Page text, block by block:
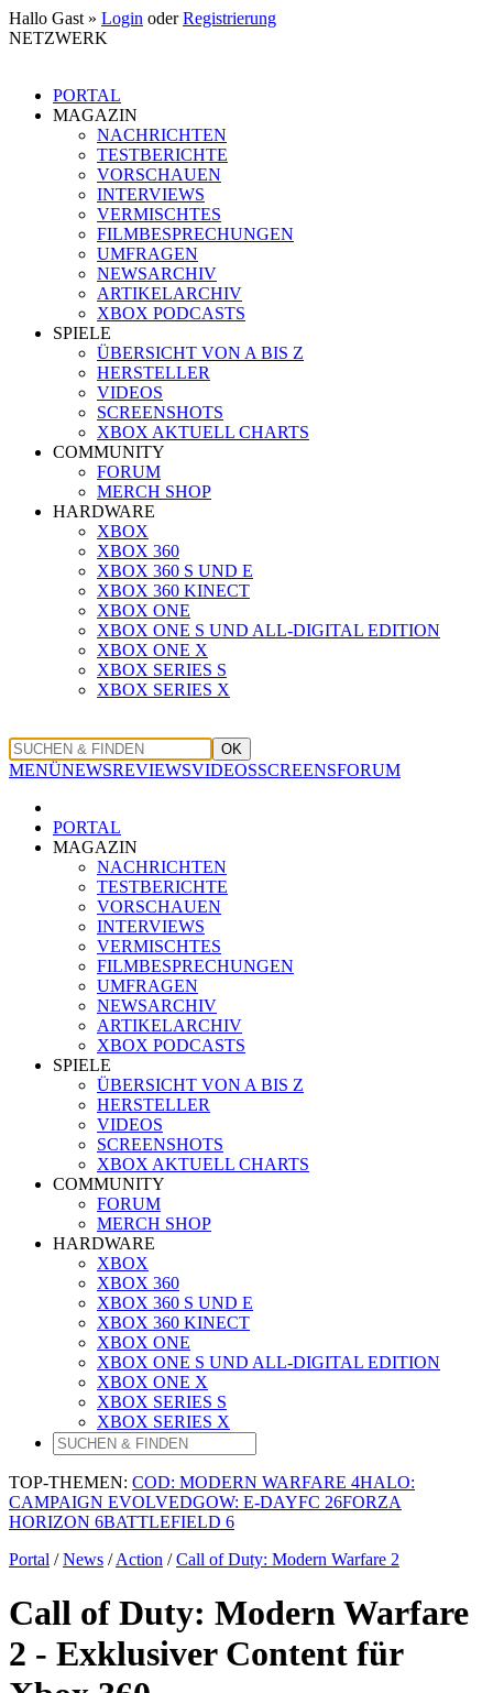
Hallo Gast » Login oderRegistrierung
NETZWERK
PORTAL
MAGAZIN
NACHRICHTEN
TESTBERICHTE
VORSCHAUEN
INTERVIEWS
VERMISCHTES
FILMBESPRECHUNGEN
UMFRAGEN
NEWSARCHIV
ARTIKELARCHIV
XBOX PODCASTS
SPIELE
ÜBERSICHT VON A BIS Z
HERSTELLER
VIDEOS
SCREENSHOTS
XBOX AKTUELL CHARTS
COMMUNITY
FORUM
MERCH SHOP
HARDWARE
XBOX
XBOX 360
XBOX 360 S UND E
XBOX 360 KINECT
XBOX ONE
XBOX ONE S UND ALL-DIGITAL EDITION
XBOX ONE X
XBOX SERIES S
XBOX SERIES X
OK
MENÜNEWSREVIEWSVIDEOSSCREENSFORUM
PORTAL
MAGAZIN
NACHRICHTEN
TESTBERICHTE
VORSCHAUEN
INTERVIEWS
VERMISCHTES
FILMBESPRECHUNGEN
UMFRAGEN
NEWSARCHIV
ARTIKELARCHIV
XBOX PODCASTS
SPIELE
ÜBERSICHT VON A BIS Z
HERSTELLER
VIDEOS
SCREENSHOTS
XBOX AKTUELL CHARTS
COMMUNITY
FORUM
MERCH SHOP
HARDWARE
XBOX
XBOX 360
XBOX 360 S UND E
XBOX 360 KINECT
XBOX ONE
XBOX ONE S UND ALL-DIGITAL EDITION
XBOX ONE X
XBOX SERIES S
XBOX SERIES X
TOP-THEMEN: COD: MODERN WARFARE 4HALO:
CAMPAIGN EVOLVEDGOW: E-DAYFC 26FORZA
HORIZON 6BATTLEFIELD 6
Portal /News /Action /Call of Duty: Modern Warfare 2
Call of Duty: Modern Warfare
2 - Exklusiver Content für